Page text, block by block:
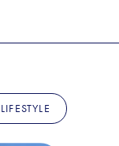
LIFESTYLE